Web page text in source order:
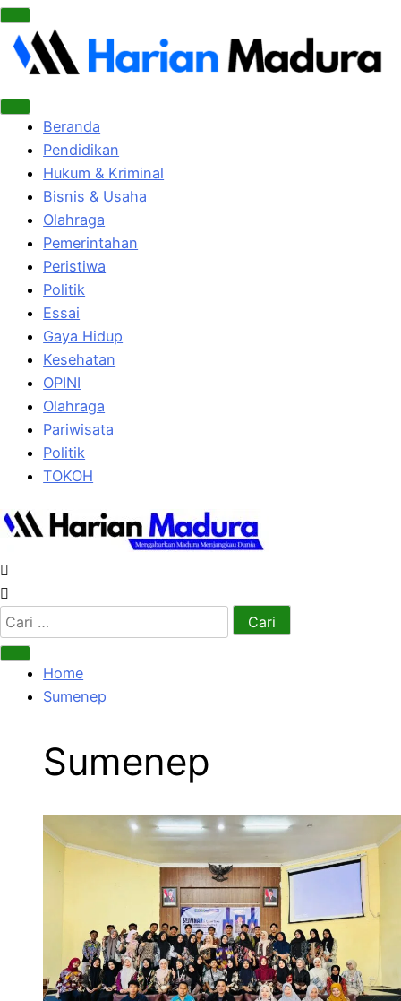
Beranda
Pendidikan
Hukum & Kriminal
Bisnis & Usaha
Olahraga
Pemerintahan
Peristiwa
Politik
Essai
Gaya Hidup
Kesehatan
OPINI
Olahraga
Pariwisata
Politik
TOKOH
Cari
untuk:
Home
Sumenep
Sumenep